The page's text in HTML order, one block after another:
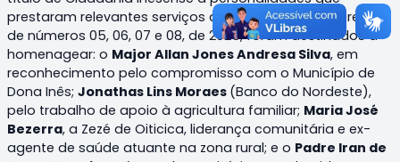
prestaram relevantes serviços ao município. Os decretos
de números 05, 06, 07 e 08, de 2025, foram destinados a
homenagear: o Major Allan Jones Andresa Silva, em
reconhecimento pelo compromisso com o Município de
Dona Inês; Jonathas Lins Moraes (Banco do Nordeste),
pelo trabalho de apoio à agricultura familiar; Maria José
Bezerra, a Zezé de Oiticica, liderança comunitária e ex-
agente de saúde atuante na zona rural; e o Padre Iran de